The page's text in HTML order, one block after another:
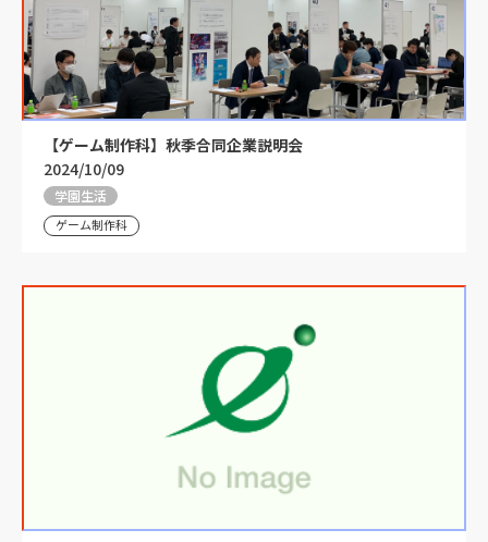
【ゲーム制作科】秋季合同企業説明会
2024/10/09
学園生活
ゲーム制作科